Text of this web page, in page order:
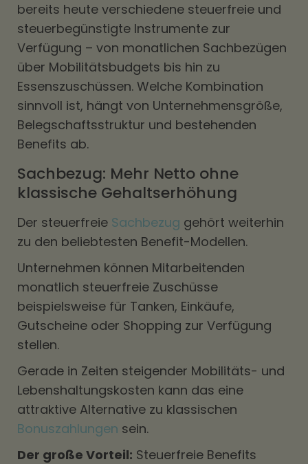
bereits heute verschiedene steuerfreie und
steuerbegünstigte Instrumente zur
Verfügung – von monatlichen Sachbezügen
über Mobilitätsbudgets bis hin zu
Essenszuschüssen. Welche Kombination
sinnvoll ist, hängt von Unternehmensgröße,
Belegschaftsstruktur und bestehenden
Benefits ab.
Sachbezug: Mehr Netto ohne
klassische Gehaltserhöhung
Der steuerfreie Sachbezug gehört weiterhin
zu den beliebtesten Benefit-Modellen.
Unternehmen können Mitarbeitenden
monatlich steuerfreie Zuschüsse
beispielsweise für Tanken, Einkäufe,
Gutscheine oder Shopping zur Verfügung
stellen.
Gerade in Zeiten steigender Mobilitäts- und
Lebenshaltungskosten kann das eine
attraktive Alternative zu klassischen
Bonuszahlungen sein.
Der große Vorteil: Steuerfreie Benefits